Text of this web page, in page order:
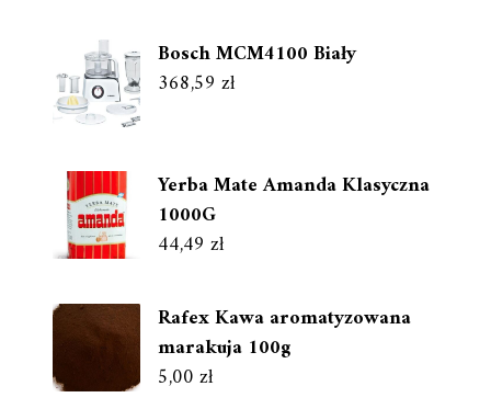
Bosch MCM4100 Biały
368,59 zł
Yerba Mate Amanda Klasyczna
1000G
44,49 zł
Rafex Kawa aromatyzowana
marakuja 100g
5,00zł